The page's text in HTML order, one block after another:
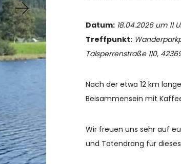
Datum: 18.04.2026 um 11
Treffpunkt:
Talsperrenstraße 110,
Nach der etwa 12 km
Beisammensein mit
Wir freuen uns sehr auf
und Tatendrang für